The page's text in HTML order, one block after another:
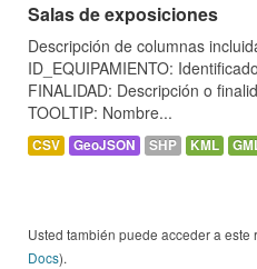
Salas de exposiciones
Descripción de columnas
ID_EQUIPAMIENTO:
FINALIDAD: Descripción o
TOOLTIP: Nombre...
CSV GeoJSON SHP KML
Usted también puede acceder a
Docs).